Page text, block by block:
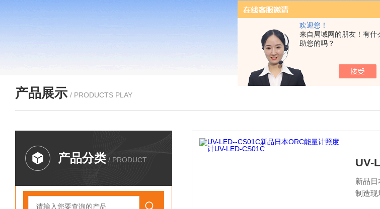
欢迎您！
来自局域网的朋友！有什
助您的吗？
产品展示 / PRODUCTS PLAY
产品分类 / PRODUCT UV-
新品
制造现